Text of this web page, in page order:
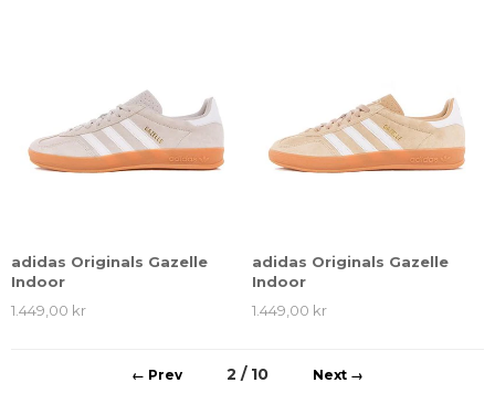
adidas Originals Gazelle
Indoor
1.449,00 kr
adidas Originals Gazelle
Indoor
1.449,00 kr
← 2 / 10 →